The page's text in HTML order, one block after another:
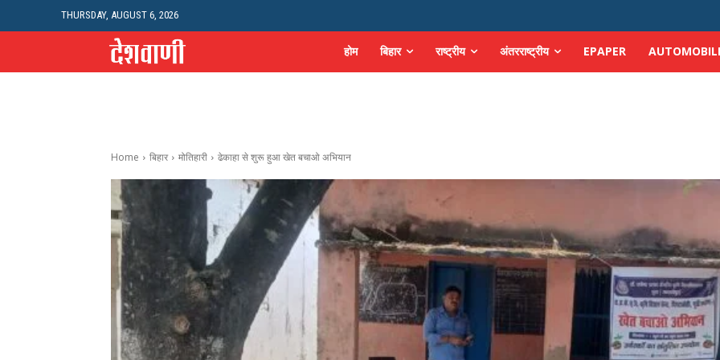
THURSDAY, AUGUST 6, 2026
होम बिहार राष्ट्रीय अंतरराष्ट्रीय EPAPER
Home बिहार मोतिहारी ढेकाहा से शुरू हुआ खेत बचाओ अभियान